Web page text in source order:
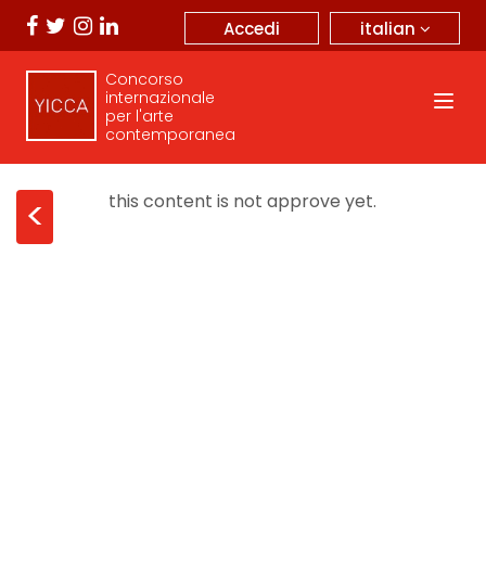
italian
Accedi
Concorso
internazionale
per l'arte
contemporanea
< this content is not approve yet.